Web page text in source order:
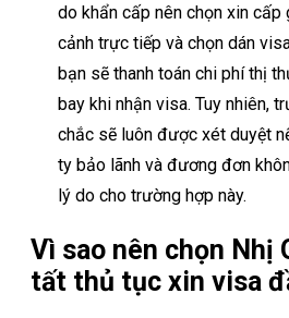
do khẩn cấp nên chọn xin cấp
cảnh trực tiếp và chọn dán
bạn sẽ thanh toán chi phí thị
bay khi nhận visa. Tuy nhiên,
chắc sẽ luôn được xét duyệt
ty bảo lãnh và đương đơn
lý do cho trường hợp này.
Vì sao nên chọn Nhị
tất thủ tục xin visa